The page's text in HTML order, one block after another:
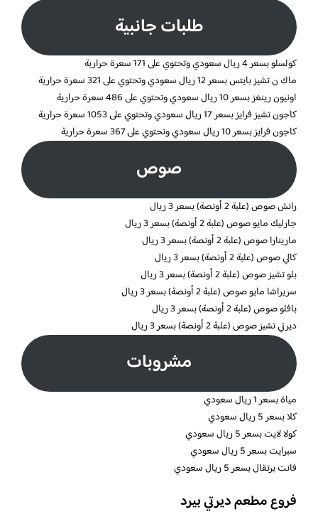
طلبات جانبية
كولسلو بسعر 4 ريال سعودي وتحتوي على 171 سعرة حرارية
ماك ن تشيز بايتس بسعر 12 ريال سعودي وتحتوي على 321 سعرة حرارية
اونيون رينغز بسعر 10 ريال سعودي وتحتوي على 486 سعرة حرارية
كاجون تشيز فرايز بسعر 17 ريال سعودي وتحتوي على 1053 سعرة حرارية
كاجون فرايز بسعر 10 ريال سعودي وتحتوي على 367 سعرة حرارية
صوص
رانش صوص (علبة 2 أونصة) بسعر 3 ريال
جارليك مايو صوص (علبة 2 أونصة) بسعر 3 ريال
مارينارا صوص (علبة 2 أونصة) بسعر 3 ريال
كالي صوص (علبة 2 أونصة) بسعر 3 ريال
بلو تشيز صوص (علبة 2 أونصة) بسعر 3 ريال
سريراشا مايو صوص (علبة 2 أونصة) بسعر 3 ريال
بافلو صوص (علبة 2 أونصة) بسعر 3 ريال
ديرتي تشيز صوص (علبة 2 أونصة) بسعر 3 ريال
مشروبات
مياة بسعر 1 ريال سعودي
كلا بسعر 5 ريال سعودي
كولا لايت بسعر 5 ريال سعودي
سبرايت بسعر 5 ريال سعودي
فانت برتقال بسعر 5 ريال سعودي
فروع مطعم ديرتي بيرد